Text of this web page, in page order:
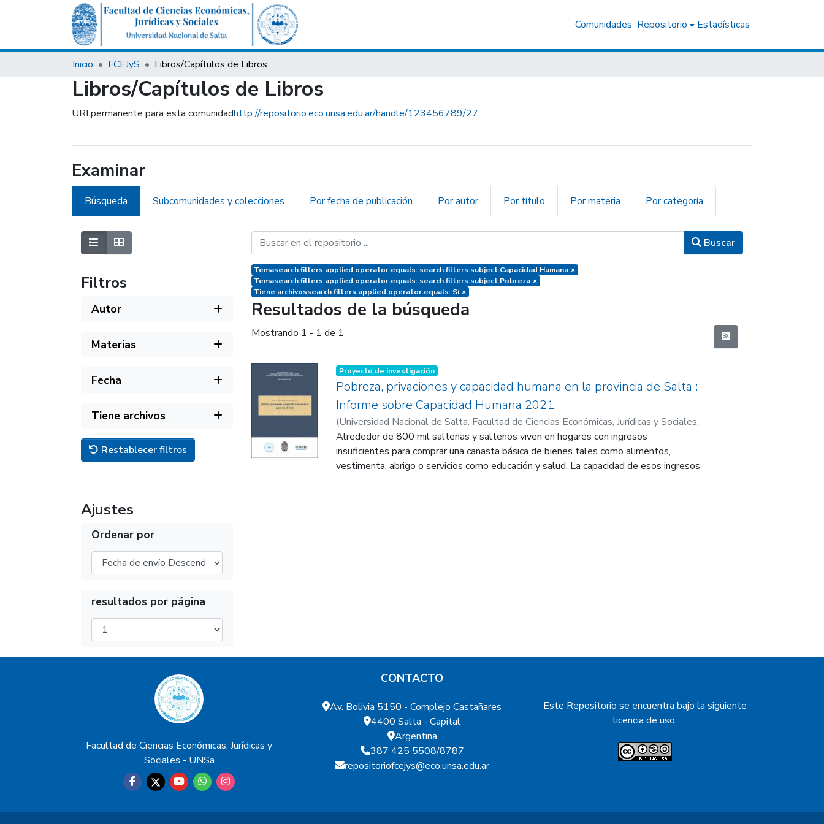
Comunidades Repositorio Estadísticas
Inicio FCEJyS Libros/Capítulos de Libros
Libros/Capítulos de Libros
URI permanente para esta comunidadhttp://repositorio.eco.unsa.edu.ar/handle/123456789/27
Examinar
Búsqueda Subcomunidades y colecciones Por fecha de publicación Por autor Por título Por materia Por categoría
Filtros
Autor
Materias
Fecha
Tiene archivos
Restablecer filtros
Ajustes
Ordenar por
resultados por página
Buscar
Temasearch.filters.applied.operator.equals: search.filters.subject.Capacidad Humana ×
Temasearch.filters.applied.operator.equals: search.filters.subject.Pobreza ×
Tiene archivossearch.filters.applied.operator.equals: Sí ×
Resultados de la búsqueda
Mostrando 1 - 1 de 1
Proyecto de investigación
Pobreza, privaciones y capacidad humana en la provincia de Salta :
Informe sobre Capacidad Humana 2021
(Universidad Nacional de Salta. Facultad de Ciencias Económicas, Jurídicas y Sociales,
2021-11-04)Universidad Nacional de Salta. Facultad de Ciencias Económicas,
Jurídicas y Sociales. Institutos de Estudios Laborales y del Desarrollo Económico
(IELDE)
Alrededor de 800 mil salteñas y salteños viven en hogares con ingresos
insuficientes para comprar una canasta básica de bienes tales como alimentos,
vestimenta, abrigo o servicios como educación y salud. La capacidad de esos ingresos
Facultad de Ciencias Económicas, Jurídicas y
Sociales - UNSa
CONTACTO
Av. Bolivia 5150 - Complejo Castañares
4400 Salta - Capital
Argentina
387 425 5508/8787
repositoriofcejys@eco.unsa.edu.ar
Este Repositorio se encuentra bajo la siguiente
licencia de uso: